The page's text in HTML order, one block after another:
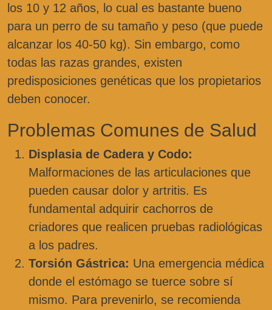
los 10 y 12 años, lo cual es bastante bueno
para un perro de su tamaño y peso (que puede
alcanzar los 40-50 kg). Sin embargo, como
todas las razas grandes, existen
predisposiciones genéticas que los propietarios
deben conocer.
Problemas Comunes de Salud
Displasia de Cadera y Codo:
Malformaciones de las articulaciones que
pueden causar dolor y artritis. Es
fundamental adquirir cachorros de
criadores que realicen pruebas radiológicas
a los padres.
Torsión Gástrica: Una emergencia médica
donde el estómago se tuerce sobre sí
mismo. Para prevenirlo, se recomienda